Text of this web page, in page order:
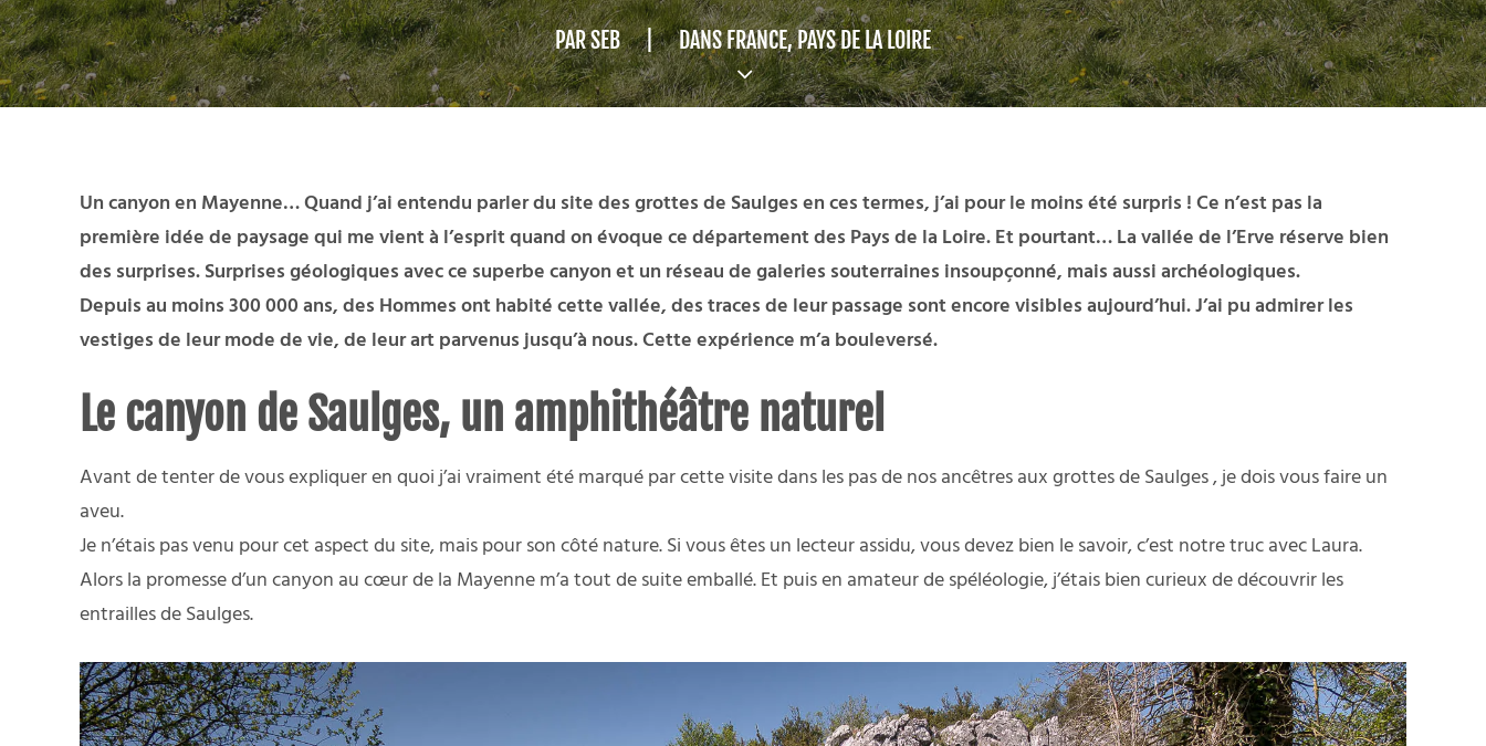
PARSEB | DANSFRANCE,PAYS DE LA LOIRE
Un canyon en Mayenne… Quand j’ai entendu parler du site des grottes de Saulges en ces termes, j’ai pour le moins été surpris ! Ce n’est pas la
première idée de paysage qui me vient à l’esprit quand on évoque ce département des Pays de la Loire. Et pourtant… La vallée de l’Erve réserve bien
des surprises. Surprises géologiques avec ce superbe canyon et un réseau de galeries souterraines insoupçonné, mais aussi archéologiques.
Depuis au moins 300 000 ans, des Hommes ont habité cette vallée, des traces de leur passage sont encore visibles aujourd’hui. J’ai pu admirer les
vestiges de leur mode de vie, de leur art parvenus jusqu’à nous. Cette expérience m’a bouleversé.
Le canyon de Saulges, un amphithéâtre naturel
Avant de tenter de vous expliquer en quoi j’ai vraiment été marqué par cette visite dans les pas de nos ancêtres aux grottes de Saulges , je dois vous faire un
aveu.
Je n’étais pas venu pour cet aspect du site, mais pour son côté nature. Si vous êtes un lecteur assidu, vous devez bien le savoir, c’est notre truc avec Laura.
Alors la promesse d’un canyon au cœur de la Mayenne m’a tout de suite emballé. Et puis en amateur de spéléologie, j’étais bien curieux de découvrir les
entrailles de Saulges.